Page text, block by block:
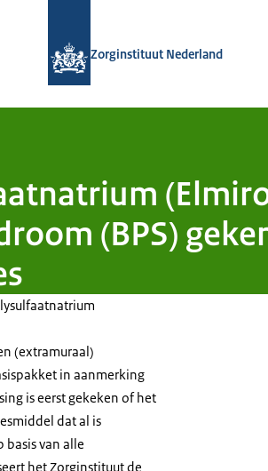
Zorginstituut Nederland
(BPS)
(extramuraal)
in aanmerking
is eerst gekeken of het
dat al is
basis van alle
het Zorginstituut de